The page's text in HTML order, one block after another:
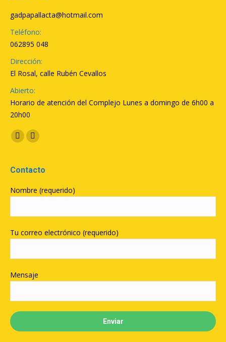
gadpapallacta@hotmail.com
Teléfono:
062895 048
Dirección:
El Rosal, calle Rubén Cevallos
Abierto:
Horario de atención del Complejo Lunes a domingo de 6h00 a
20h00
Encuéntranos en:
FacebookYouTube
Contacto
Nombre (requerido)
Tu correo electrónico (requerido)
Mensaje